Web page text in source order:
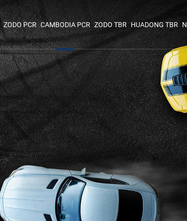
ZODO PCR CAMBODIA PCR ZODO TBR HUADONG TBR